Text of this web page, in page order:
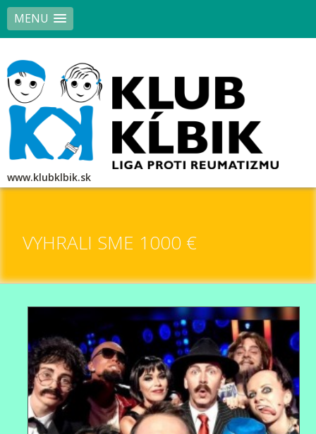
MENU
www.klubklbik.sk
VYHRALI SME 1000 €